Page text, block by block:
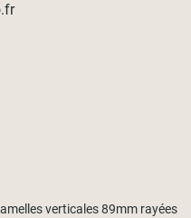
verticales 89mm rayées